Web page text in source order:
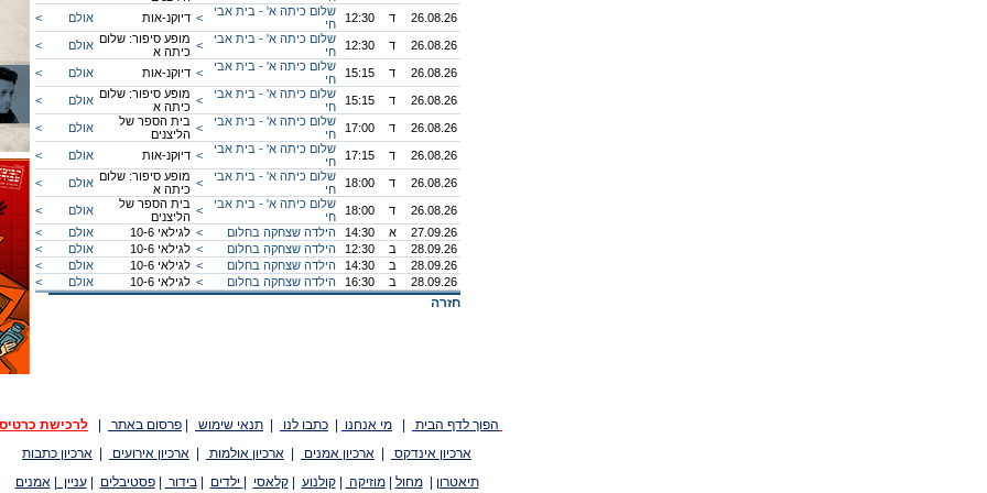
<
אולם דיוקנ-אות <
שלום כיתה א' - בית אבי
חי
12:30 ד 26.08.26
< אולם מופע סיפור: שלום
כיתה א <
שלום כיתה א' - בית אבי
חי
12:30 ד 26.08.26
< אולם דיוקנ-אות <
שלום כיתה א' - בית אבי
חי
15:15 ד 26.08.26
< אולם מופע סיפור: שלום
כיתה א <
שלום כיתה א' - בית אבי
חי
15:15 ד 26.08.26
< אולם
בית הספר של
הליצנים <
שלום כיתה א' - בית אבי
חי
17:00 ד 26.08.26
< אולם דיוקנ-אות <
שלום כיתה א' - בית אבי
חי
17:15 ד 26.08.26
< אולם מופע סיפור: שלום
כיתה א <
שלום כיתה א' - בית אבי
חי
18:00 ד 26.08.26
< אולם
בית הספר של
הליצנים <
שלום כיתה א' - בית אבי
חי
18:00 ד
26.08.26
<
אולם לגילאי 10-6 < הילדה שצחקה בחלום 14:30 א
27.09.26
<
אולם לגילאי 10-6 < הילדה שצחקה בחלום 12:30 ב
28.09.26
<
אולם לגילאי 10-6 < הילדה שצחקה בחלום 14:30 ב
28.09.26
<
אולם לגילאי 10-6 < הילדה שצחקה בחלום 16:30 ב 28.09.26
חזרה
הפוך לדף הבית מי אנחנו כתבו לנו תנאי שימוש פרסום באתר
לרכישת
ארכיון אינדקס
ארכיון אמנים ארכיון אולמות ארכיון אירועים
ארכיון כתבות
תיאטרון
|מחול |מוזיקה |קולנוע |קלאסי ילדים |בידור |פסטיבלים |עניין |אמנים